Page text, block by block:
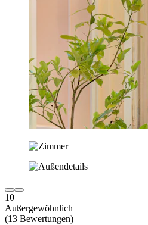
10
Außergewöhnlich
(13 Bewertungen)